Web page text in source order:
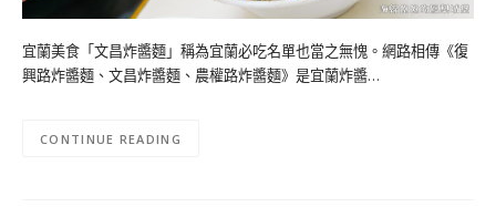
宜蘭美食「文昌炸醬麵」稱為宜蘭必吃名單也當之無愧。網路相傳《復
興路炸醬麵、文昌炸醬麵、農權路炸醬麵》是宜蘭炸醬…
CONTINUE READING